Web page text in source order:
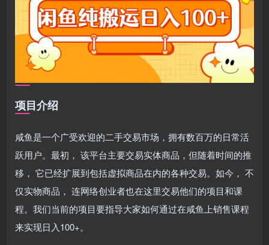
项目介绍
咸鱼是一个广受欢迎的二手交易市场，拥有数百万的日常活
跃用户。最初， 该平台主要交易实体商品，但随着时间的推
移， 它已经扩展到包括虚拟商品在内的各种交易。如今， 不
仅实物商品， 连网络创业者也在这里交易他们的项目和课
程。我们当前的项目要指导大家如何通过在咸鱼上销售课程
来实现日入100+。